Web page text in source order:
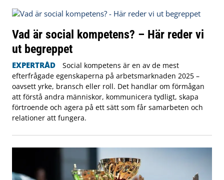
Vad är social kompetens? – Här reder vi
ut begreppet
EXPERTRÅD
Social kompetens är en av de mest
efterfrågade egenskaperna på arbetsmarknaden 2025 –
oavsett yrke, bransch eller roll. Det handlar om förmågan
att förstå andra människor, kommunicera tydligt, skapa
förtroende och agera på ett sätt som får samarbeten och
relationer att fungera.